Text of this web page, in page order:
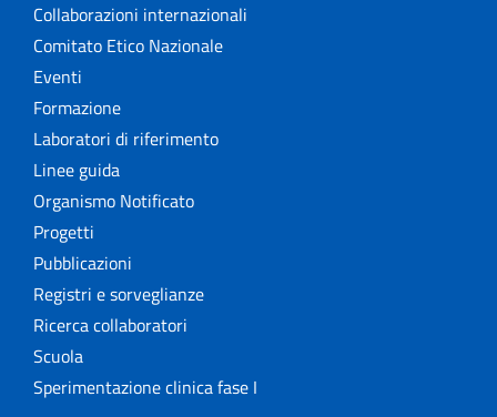
Collaborazioni internazionali
Comitato Etico Nazionale
Eventi
Formazione
Laboratori di riferimento
Linee guida
Organismo Notificato
Progetti
Pubblicazioni
Registri e sorveglianze
Ricerca collaboratori
Scuola
Sperimentazione clinica fase I